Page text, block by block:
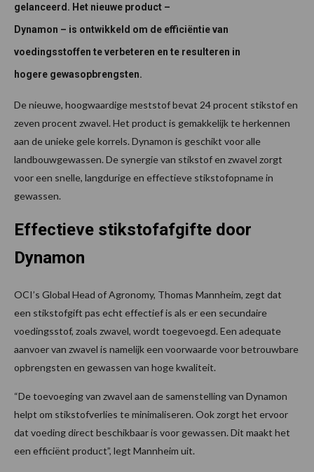
gelanceerd. Het nieuwe product –
Dynamon – is ontwikkeld om de efficiëntie van
voedingsstoffen te verbeteren en te resulteren in
hogere gewasopbrengsten.
De nieuwe, hoogwaardige meststof bevat 24 procent stikstof en
zeven procent zwavel. Het product is gemakkelijk te herkennen
aan de unieke gele korrels. Dynamon is geschikt voor alle
landbouwgewassen. De synergie van stikstof en zwavel zorgt
voor een snelle, langdurige en effectieve stikstofopname in
gewassen.
Effectieve stikstofafgifte door
Dynamon
OCI’s Global Head of Agronomy, Thomas Mannheim, zegt dat
een stikstofgift pas echt effectief is als er een secundaire
voedingsstof, zoals zwavel, wordt toegevoegd. Een adequate
aanvoer van zwavel is namelijk een voorwaarde voor betrouwbare
opbrengsten en gewassen van hoge kwaliteit.
“De toevoeging van zwavel aan de samenstelling van Dynamon
helpt om stikstofverlies te minimaliseren. Ook zorgt het ervoor
dat voeding direct beschikbaar is voor gewassen. Dit maakt het
een efficiënt product”, legt Mannheim uit.